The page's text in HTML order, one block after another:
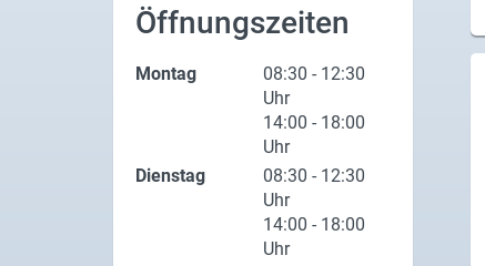
Öffnungszeiten
Montag
08:30 - 12:30
Uhr
14:00 - 18:00
Uhr
Dienstag
08:30 - 12:30
Uhr
14:00 - 18:00
Uhr